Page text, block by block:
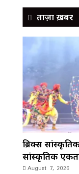
ताज़ा ख़बर
ब्रिक्स
सांस्कृतिक
August 7, 2026